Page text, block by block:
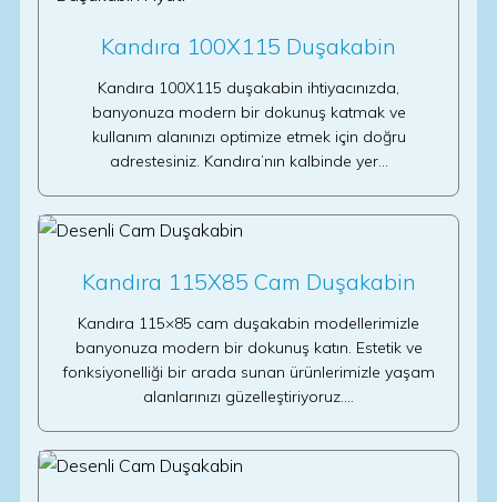
Kandıra 100X115 Duşakabin
Kandıra 100X115 duşakabin ihtiyacınızda,
banyonuza modern bir dokunuş katmak ve
kullanım alanınızı optimize etmek için doğru
adrestesiniz. Kandıra’nın kalbinde yer…
Kandıra 115X85 Cam Duşakabin
Kandıra 115×85 cam duşakabin modellerimizle
banyonuza modern bir dokunuş katın. Estetik ve
fonksiyonelliği bir arada sunan ürünlerimizle yaşam
alanlarınızı güzelleştiriyoruz.…